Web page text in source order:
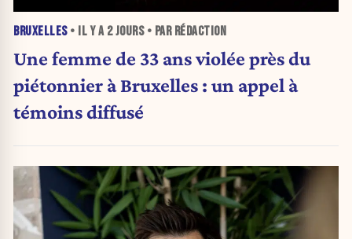
BRUXELLES• IL Y A 2 JOURS• PAR RÉDACTION
Une femme de 33 ans violée près du
piétonnier à Bruxelles : un appel à
témoins diffusé